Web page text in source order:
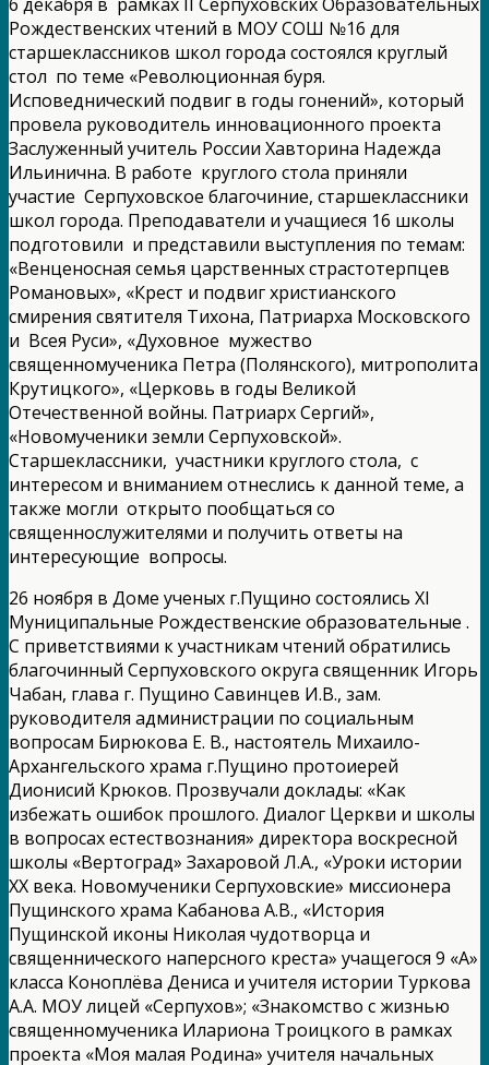
Рождественских чтений в МОУ СОШ №16 для
старшеклассников школ города состоялся круглый
стол по теме «Революционная буря.
Исповеднический подвиг в годы гонений», который
провела руководитель инновационного проекта
Заслуженный учитель России Хавторина Надежда
Ильинична. В работе круглого стола приняли
участие Серпуховское благочиние, старшеклассники
школ города. Преподаватели и учащиеся 16 школы
подготовили и представили выступления по темам:
«Венценосная семья царственных страстотерпцев
Романовых», «Крест и подвиг христианского
смирения святителя Тихона, Патриарха Московского
и Всея Руси», «Духовное мужество
священномученика Петра (Полянского), митрополита
Крутицкого», «Церковь в годы Великой
Отечественной войны. Патриарх Сергий»,
«Новомученики земли Серпуховской».
Старшеклассники, участники круглого стола, с
интересом и вниманием отнеслись к данной теме, а
также могли открыто пообщаться со
священнослужителями и получить ответы на
интересующие вопросы.
26 ноября в Доме ученых г.Пущино состоялись XI
Муниципальные Рождественские образовательные .
С приветствиями к участникам чтений обратились
благочинный Серпуховского округа священник Игорь
Чабан, глава г. Пущино Савинцев И.В., зам.
руководителя администрации по социальным
вопросам Бирюкова Е. В., настоятель Михаило-
Архангельского храма г.Пущино протоиерей
Дионисий Крюков. Прозвучали доклады: «Как
избежать ошибок прошлого. Диалог Церкви и школы
в вопросах естествознания» директора воскресной
школы «Вертоград» Захаровой Л.А., «Уроки истории
ХХ века. Новомученики Серпуховские» миссионера
Пущинского храма Кабанова А.В., «История
Пущинской иконы Николая чудотворца и
священнического наперсного креста» учащегося 9 «А»
класса Коноплёва Дениса и учителя истории Туркова
А.А. МОУ лицей «Серпухов»; «Знакомство с жизнью
священномученика Илариона Троицкого в рамках
проекта «Моя малая Родина» учителя начальных